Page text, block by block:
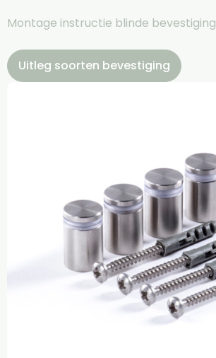
Montage instructie blinde bevestiging
Uitleg soorten bevestiging